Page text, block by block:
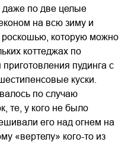
даже по две целые
на всю зиму и
которую можно
коттеджах по
пудинга с
куски.
по случаю
те, у кого не было
его над огнем на
«вертелу» кого-то из